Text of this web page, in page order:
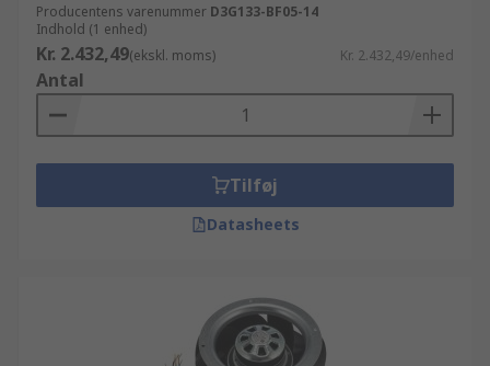
Producentens varenummer D3G133-BF05-14
Indhold (1 enhed)
Kr. 2.432,49(ekskl. moms) Kr. 2.432,49/enhed
Antal
Tilføj
Datasheets